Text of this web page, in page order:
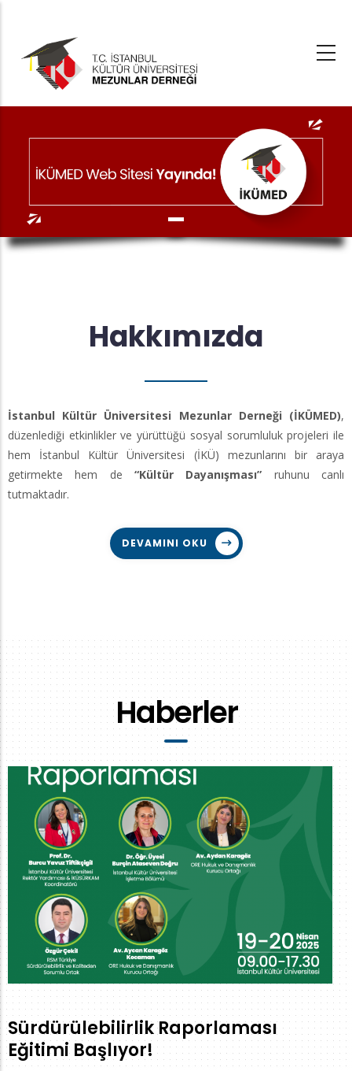
Hakkımızda
İstanbul Kültür Üniversitesi Mezunlar Derneği (İKÜMED),
düzenlediği etkinlikler ve yürüttüğü sosyal sorumluluk projeleri ile
hem İstanbul Kültür Üniversitesi (İKÜ) mezunlarını bir araya
getirmekte hem de “Kültür Dayanışması” ruhunu canlı
tutmaktadır.
DEVAMINI OKU
Haberler
Sürdürülebilirlik Raporlaması
Eğitimi Başlıyor!